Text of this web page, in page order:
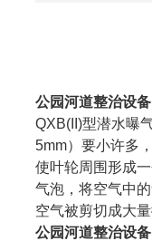
公园河道整治设
QXB(II)型潜水曝
5mm）要小许多
使叶轮周围形成
气泡，将空气中
空气被剪切成大
公园河道整治设